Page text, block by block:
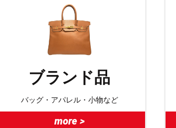
ブランド品
バッグ・アパレル・小物など
more >